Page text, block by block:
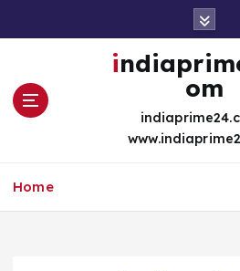
indiaprime24.c
om
Home